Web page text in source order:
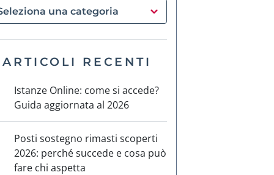
ARTICOLI RECENTI
Istanze Online: come si accede?
Guida aggiornata al 2026
Posti sostegno rimasti scoperti
2026: perché succede e cosa può
fare chi aspetta